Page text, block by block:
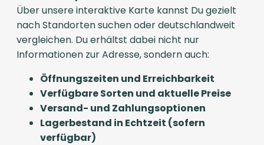
Über unsere interaktive Karte kannst Du gezielt
nach Standorten suchen oder deutschlandweit
vergleichen. Du erhältst dabei nicht nur
Informationen zur Adresse, sondern auch:
Öffnungszeiten und Erreichbarkeit
Verfügbare Sorten und aktuelle Preise
Versand- und Zahlungsoptionen
Lagerbestand in Echtzeit (sofern
verfügbar)